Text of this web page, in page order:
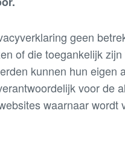
geen
of die toegankelijk
kunnen hun eigen
voor de
waarnaar wordt